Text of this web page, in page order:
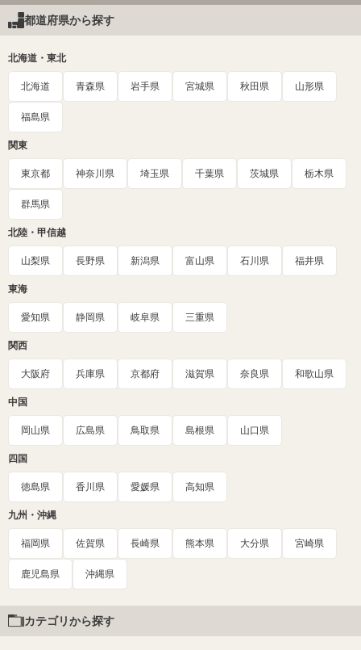
都道府県から探す
北海道・東北
北海道 青森県 岩手県 宮城県 秋田県 山形県
福島県
関東
東京都 神奈川県 埼玉県 千葉県 茨城県 栃木県
群馬県
北陸・甲信越
山梨県 長野県 新潟県 富山県 石川県 福井県
東海
愛知県 静岡県 岐阜県 三重県
関西
大阪府 兵庫県 京都府 滋賀県 奈良県 和歌山県
中国
岡山県 広島県 鳥取県 島根県 山口県
四国
徳島県 香川県 愛媛県 高知県
九州・沖縄
福岡県 佐賀県 長崎県 熊本県 大分県 宮崎県
鹿児島県 沖縄県
カテゴリから探す